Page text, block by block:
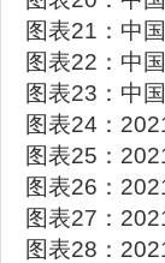
图表21：中
图表22：中
图表23：中
图表24：
图表25：
图表26：
图表27：
图表28：